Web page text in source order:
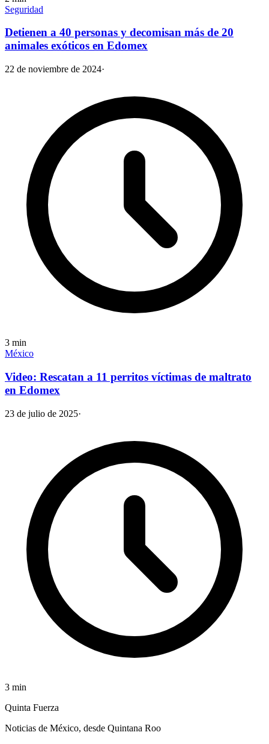
Seguridad
Detienen a 40 personas y decomisan más de 20
animales exóticos en Edomex
22 de noviembre de 2024·
3 min
México
Video: Rescatan a 11 perritos víctimas de maltrato
en Edomex
23 de julio de 2025·
3 min
Quinta Fuerza
Noticias de México, desde Quintana Roo